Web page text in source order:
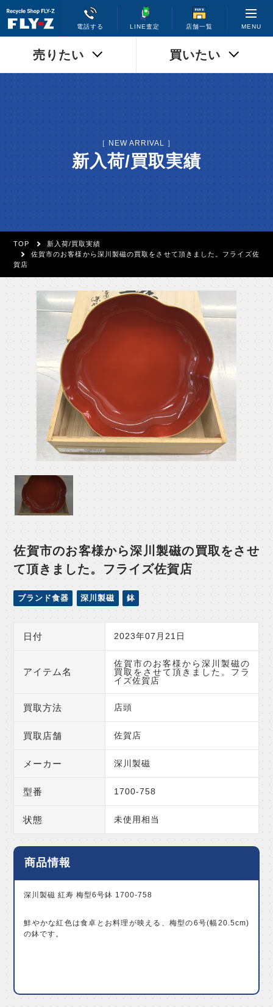
電話する LINE査定 店舗一覧 MENU
売りたい 買いたい
［ NEW ARRIVAL ］
新入荷/買取実績
TOP
新入荷/買取実績
佐賀市のお客様から深川製磁の買取をさせて頂きました。フライズ佐
賀店
佐賀市のお客様から深川製磁の買取をさせ
て頂きました。フライズ佐賀店
ブランド食器 深川製磁 鉢
日付 2023年07月21日
アイテム名
佐賀市のお客様から深川製磁の
買取をさせて頂きました。フラ
イズ佐賀店
買取方法 店頭
買取店舗 佐賀店
メーカー 深川製磁
型番 1700-758
状態 未使用相当
商品情報
深川製磁 紅寿 梅型6号鉢 1700-758
鮮やかな紅色は食卓とお料理が映える、梅型の6号(幅20.5cm)
の鉢です。